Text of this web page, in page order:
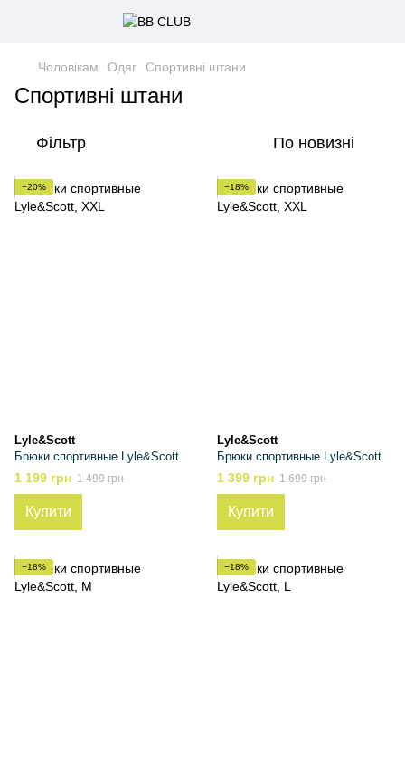
Чоловікам Одяг Cпортивні штани
Cпортивні штани
Фільтр По новизні
−20%
Lyle&Scott
Брюки спортивные Lyle&Scott
1 199 грн 1 499 грн
Купити
−18%
Lyle&Scott
Брюки спортивные Lyle&Scott
1 399 грн 1 699 грн
Купити
−18% −18%